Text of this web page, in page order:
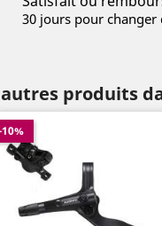
30 jours pour changer
produits